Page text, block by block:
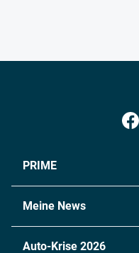
PRIME
Meine News
Auto-Krise 2026